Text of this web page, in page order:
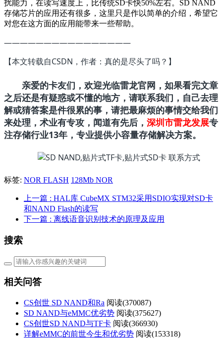
扰能力，在读写速度上，比传统SD卡快50%左右。SD NAND
存储芯片的应用还有很多，这里只是作以简单的介绍，希望它
对您在这方面的应用能带来一些帮助。
————————————————
【本文转载自CSDN，作者： 真的是尽头了吗？ 】
亲爱的卡友们，欢迎光临雷龙官网，如果看完文章
之后还是有疑惑或不懂的地方，请联系我们，自己去理
解或猜答案是件很累的事，请把最麻烦的事情交给我们
来处理，术业有专攻，闻道有先后， 深圳市雷龙发展专
注存储行业13年，专业提供小容量存储解决方案。
标签: NOR FLASH 128Mb NOR
上一篇 : HAL库 CubeMX STM32采用SDIO实现对SD卡
和NAND Flash的读写
下一篇 : 离线语音识别技术的原理及应用
搜索
相关问答
CS创世 SD NAND和Ra 阅读(370087)
SD NAND与eMMC优劣势 阅读(375627)
CS创世SD NAND与TF卡 阅读(366930)
详解eMMC的前世今生和优劣势 阅读(153318)